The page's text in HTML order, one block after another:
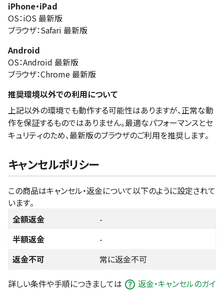
iPhone・iPad
OS：iOS 最新版
ブラウザ：Safari 最新版
Android
OS：Android 最新版
ブラウザ：Chrome 最新版
推奨環境以外での利用について
上記以外の環境でも動作する可能性はありますが、正常な動
作を保証するものではありません。最適なパフォーマンスとセ
キュリティのため、最新版のブラウザのご利用を推奨します。
キャンセルポリシー
この商品はキャンセル・返金について以下のように設定されて
います。
全額返金
-
半額返金
-
返金不可
常に返金不可
詳しい条件や手順につきましては
返金・キャンセルのガイ